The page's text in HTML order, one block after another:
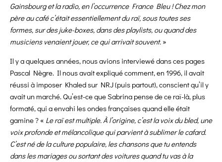
Gainsbourg et la radio, en l’occurrence France Bleu ! Chez mon
père au café c’était essentiellement du raï, sous toutes ses
formes, sur des juke-boxes, dans des playlists, ou quand des
musiciens venaient jouer, ce qui arrivait souvent. »
Il y a quelques années, nous avions interviewé dans ces pages
Pascal Nègre. Il nous avait expliqué comment, en 1996, il avait
réussi à imposer Khaled sur NRJ (puis partout), conscient qu’il y
avait un marché. Qu’est-ce que Sabrina pense de ce raï-là, plus
formaté, qui a envahi les ondes françaises quand elle était
gamine ? « Le raï est multiple. À l’origine, c’est la voix du bled, une
voix profonde et mélancolique qui parvient à sublimer le cafard.
C’est né de la culture populaire, les chansons que tu entends
dans les mariages ou sortant des voitures quand tu vas à la